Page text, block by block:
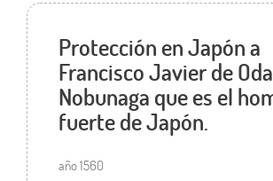
Protección en Japón a
Francisco Javier de Oda
Nobunaga que es el
fuerte de Japón.
año 1560